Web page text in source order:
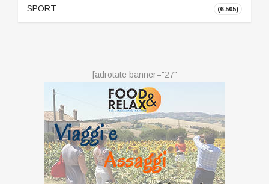
SPORT (6.505)
[adrotate banner="27"